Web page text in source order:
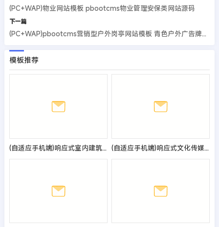
(PC+WAP)物业网站模板 pbootcms物业管理安保类网站源码
下一篇
(PC+WAP)pbootcms营销型户外岗亭网站模板 青色户外广告牌网站源码
模板推荐
(自适应手机端)响应式室内建筑设计工程公司网站pbootcms模板 装修设计公司网站源码 (自适应手机端)响应式文化传媒公司网站pbootcms模板 娱乐主播直播培训类网站源码